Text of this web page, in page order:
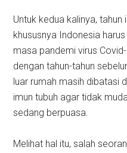
Untuk kedua kalinya, tahun
khususnya Indonesia
masa pandemi virus
dengan tahun-tahun
luar rumah masih dibatasi
imun tubuh agar tidak
sedang berpuasa.
Melihat hal itu, salah